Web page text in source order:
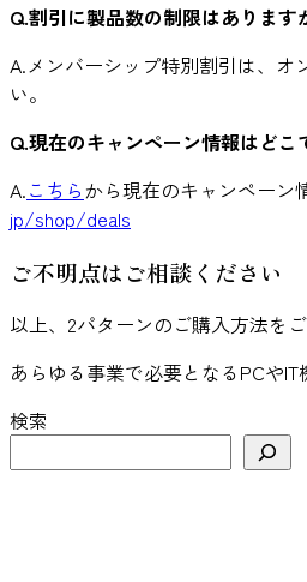
Q.割引に製品数の制限はあります
A.メンバーシップ特別割引は、オ
い。
Q.現在のキャンペーン情報はどこ
A.こちらから現在のキャンペーン
jp/shop/deals
ご不明点はご相談ください
以上、2パターンのご購入方法を
あらゆる事業で必要となるPCや
検索